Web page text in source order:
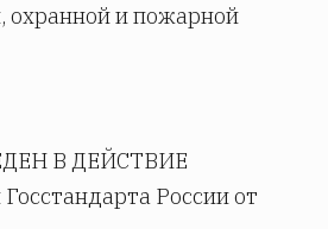
охранной и пожарной
В ДЕЙСТВИЕ
России от